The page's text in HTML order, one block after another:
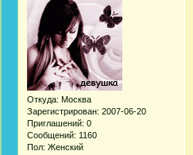
Откуда: Москва
Зарегистрирован: 2007-06-20
Приглашений: 0
Сообщений: 1160
Пол: Женский